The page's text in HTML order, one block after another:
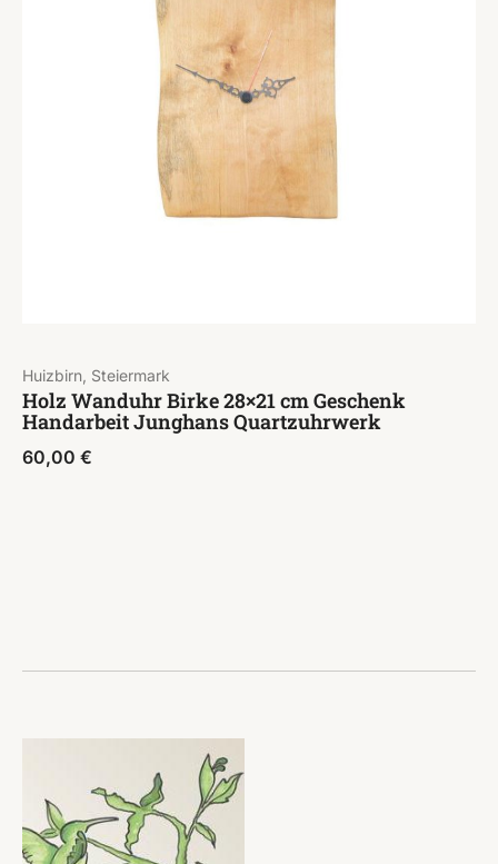
Huizbirn, Steiermark
Holz Wanduhr Birke 28×21 cm Geschenk
Handarbeit Junghans Quartzuhrwerk
60,00 €